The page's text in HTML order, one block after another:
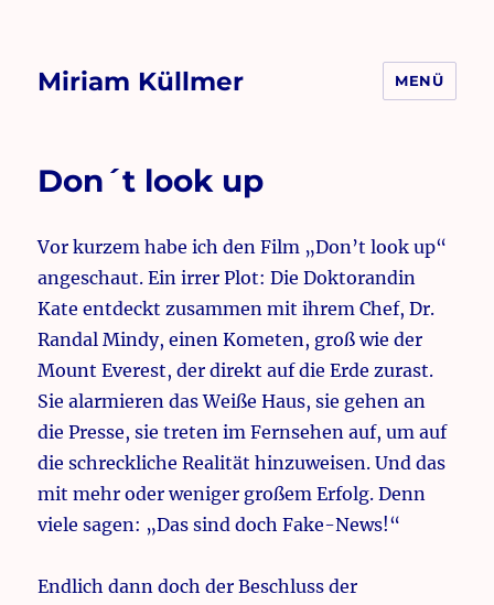
Miriam Küllmer MENÜ
Don´t look up
Vor kurzem habe ich den Film „Don’t look up“
angeschaut. Ein irrer Plot: Die Doktorandin
Kate entdeckt zusammen mit ihrem Chef, Dr.
Randal Mindy, einen Kometen, groß wie der
Mount Everest, der direkt auf die Erde zurast.
Sie alarmieren das Weiße Haus, sie gehen an
die Presse, sie treten im Fernsehen auf, um auf
die schreckliche Realität hinzuweisen. Und das
mit mehr oder weniger großem Erfolg. Denn
viele sagen: „Das sind doch Fake-News!“
Endlich dann doch der Beschluss der